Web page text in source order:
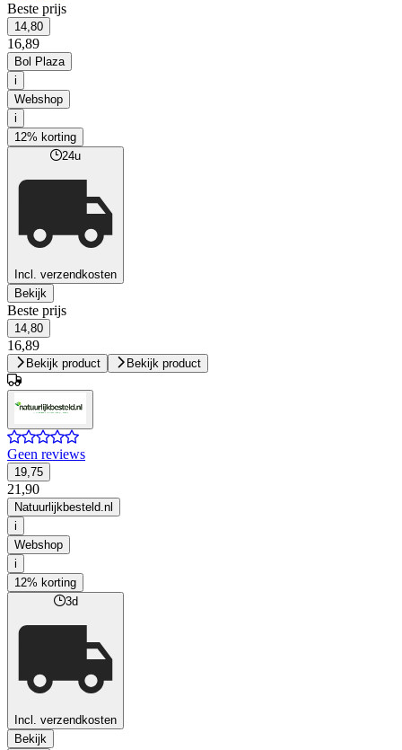
Beste prijs
14,80
16,89
Bol Plaza
i
Webshop
i
12% korting
24u
Incl. verzendkosten
Bekijk
Beste prijs
14,80
16,89
Bekijk product Bekijk product
Geen reviews
19,75
21,90
Natuurlijkbesteld.nl
i
Webshop
i
12% korting
3d
Incl. verzendkosten
Bekijk